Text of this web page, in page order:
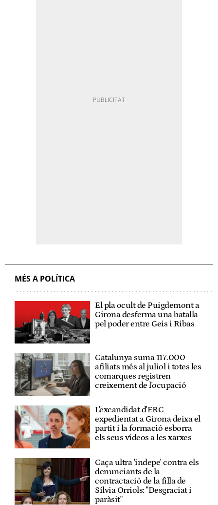
MÉS A POLÍTICA
El pla ocult de Puigdemont a
Girona desferma una batalla
pel poder entre Geis i Ribas
Catalunya suma 117.000
afiliats més al juliol i totes les
comarques registren
creixement de l'ocupació
L'excandidat d'ERC
expedientat a Girona deixa el
partit i la formació esborra
els seus vídeos a les xarxes
Caça ultra 'indepe' contra els
denunciants de la
contractació de la filla de
Sílvia Orriols: "Desgraciat i
paràsit"